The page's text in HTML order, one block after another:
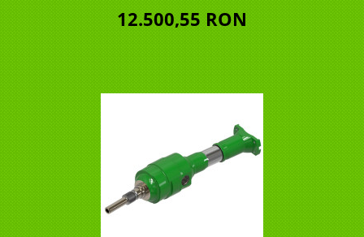
12.500,55 RON